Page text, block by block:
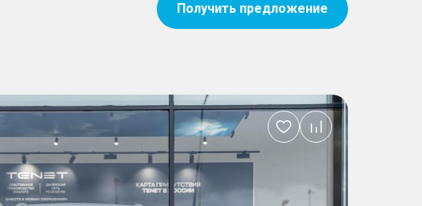
Получить предложение
Добавить
в